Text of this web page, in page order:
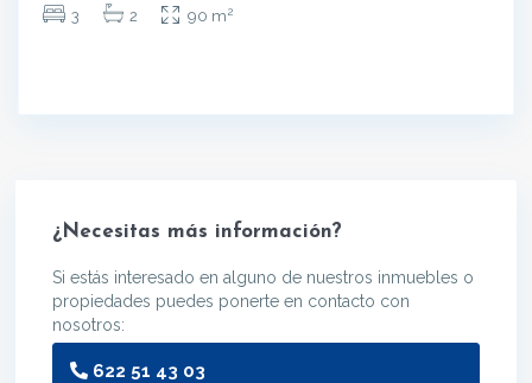
3 2 90 m2
¿Necesitas más información?
Si estás interesado en alguno de nuestros inmuebles o
propiedades puedes ponerte en contacto con
nosotros:
622 51 43 03